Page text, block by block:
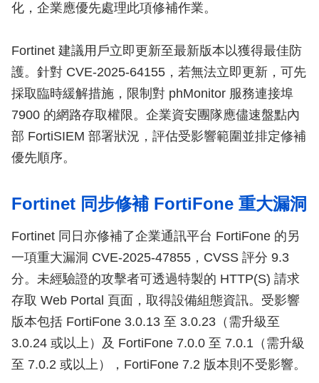
化，企業應優先處理此項修補作業。
Fortinet 建議用戶立即更新至最新版本以獲得最佳防
護。針對 CVE-2025-64155，若無法立即更新，可先
採取臨時緩解措施，限制對 phMonitor 服務連接埠
7900 的網路存取權限。企業資安團隊應儘速盤點內
部 FortiSIEM 部署狀況，評估受影響範圍並排定修補
優先順序。
Fortinet 同步修補 FortiFone 重大漏洞
Fortinet 同日亦修補了企業通訊平台 FortiFone 的另
一項重大漏洞 CVE-2025-47855，CVSS 評分 9.3
分。未經驗證的攻擊者可透過特製的 HTTP(S) 請求
存取 Web Portal 頁面，取得設備組態資訊。受影響
版本包括 FortiFone 3.0.13 至 3.0.23（需升級至
3.0.24 或以上）及 FortiFone 7.0.0 至 7.0.1（需升級
至 7.0.2 或以上），FortiFone 7.2 版本則不受影響。